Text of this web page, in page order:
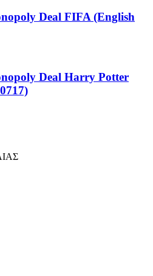
Deal FIFA (English
Deal Harry Potter